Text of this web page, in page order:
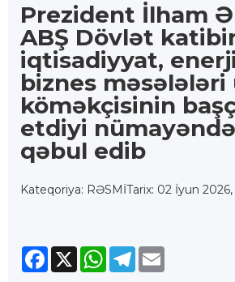
Prezident İlham
ABŞ Dövlət
iqtisadiyyat,
biznes məsələləri
köməkçisinin
etdiyi
qəbul edib
Kateqoriya: RƏSMİTarix: 02 İyun
Facebook
X WhatsApp
Telegram